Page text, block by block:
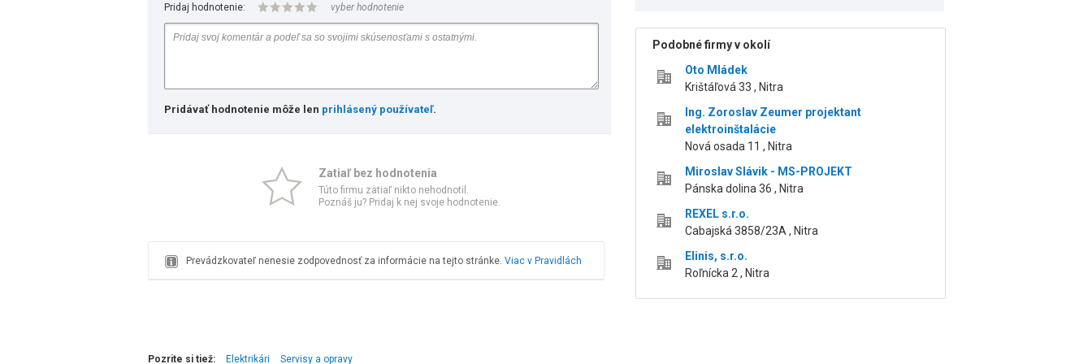
Pridaj hodnotenie: vyber hodnotenie
Pridávať hodnotenie môže len prihlásený používateľ.
Zatiaľ bez hodnotenia
Túto firmu zatiaľ nikto nehodnotil.
Poznáš ju? Pridaj k nej svoje hodnotenie.
Prevádzkovateľ nenesie zodpovednosť za informácie na tejto stránke. Viac v Pravidlách
Podobné firmy v okolí
Oto Mládek
Krištáľová 33 , Nitra
Ing. Zoroslav Zeumer projektant
elektroinštalácie
Nová osada 11 , Nitra
Miroslav Slávik - MS-PROJEKT
Pánska dolina 36 , Nitra
REXEL s.r.o.
Cabajská 3858/23A , Nitra
Elinis, s.r.o.
Roľnícka 2 , Nitra
Pozrite si tiež: Elektrikári Servisy a opravy